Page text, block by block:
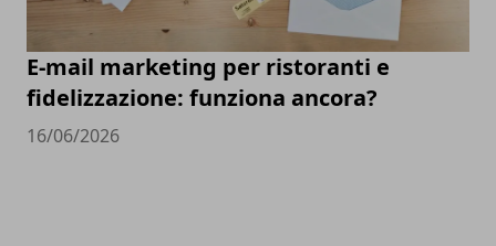
E-mail marketing per ristoranti e
fidelizzazione: funziona ancora?
16/06/2026